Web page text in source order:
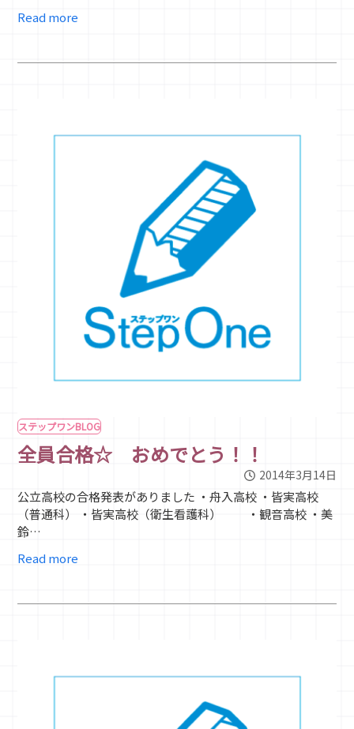
Read more
ステップワンBLOG
全員合格☆ おめでとう！！
2014年3月14日
公立高校の合格発表がありました ・舟入高校 ・皆実高校
（普通科） ・皆実高校（衛生看護科） ・観音高校 ・美
鈴…
Read more